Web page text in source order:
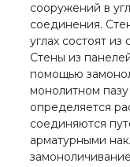
сооружений в
соединения.
углах состоят
Стены из
помощью
монолитном
определяется
соединяются
арматурными